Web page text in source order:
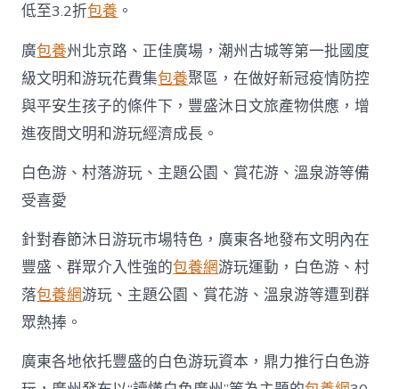
低至3.2折包養 。
廣包養州北京路、正佳廣場，潮州古城等第一批國度
級文明和游玩花費集包養聚區，在做好新冠疫情防控
與平安生孩子的條件下，豐盛沐日文旅產物供應，增
進夜間文明和游玩經濟成長。
白色游、村落游玩、主題公園、賞花游、溫泉游等備
受喜愛
針對春節沐日游玩市場特色，廣東各地發布文明內在
豐盛、群眾介入性強的包養網游玩運動，白色游、村
落包養網游玩、主題公園、賞花游、溫泉游等遭到群
眾熱捧。
廣東各地依托豐盛的白色游玩資本，鼎力推行白色游